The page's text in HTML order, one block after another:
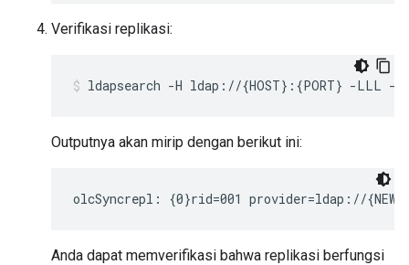
Verifikasi replikasi:
ldapsearch -H ldap://{HOST}:{PORT} -LLL -
Outputnya akan mirip dengan berikut ini:
olcSyncrepl: {0}rid=001 provider=ldap://
Anda dapat memverifikasi bahwa replikasi berfungsi